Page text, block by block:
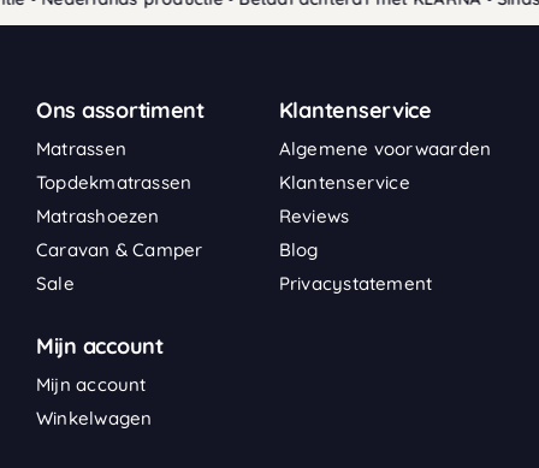
Ons assortiment
Matrassen
Topdekmatrassen
Matrashoezen
Caravan & Camper
Sale
Klantenservice
Algemene voorwaarden
Klantenservice
Reviews
Blog
Privacystatement
Mijn account
Mijn account
Winkelwagen